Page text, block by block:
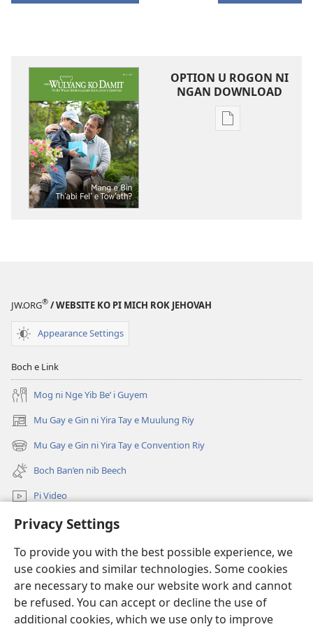
Privacy Settings
To provide you with the best possible experience, we
use cookies and similar technologies. Some cookies
are necessary to make our website work and cannot
be refused. You can accept or decline the use of
additional cookies, which we use only to improve
OPTION U ROGON NI
NGAN DOWNLOAD
Rogon
Mang
JW.ORG® / WEBSITE KO PI MICH ROK JEHOVAH
Appearance Settings
Boch e Link
Mog ni Nge Yib Be’ i Guyem
Mu Gay e Gin ni Yira Tay e Muulung Riy
(opens
new
window)
Mu Gay e Gin ni Yira Tay e Convention Riy
(opens
new
window)
Boch Ban’en nib Beech
Pi Video
Mu Gay
Salpiy ni Ayuw
(opens
new
window)LIBRARY U ONLINE ni Fan ko Wulyang ko Damit™
(opens
new
JW Hub ®